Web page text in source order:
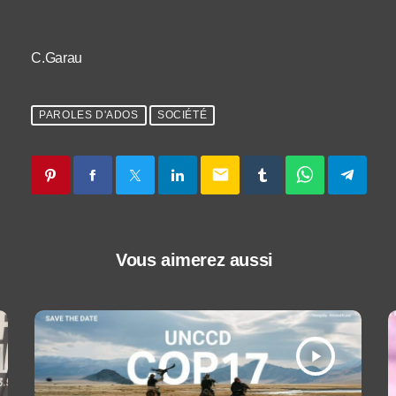
C.Garau
PAROLES D'ADOS SOCIÉTÉ
email
Vous aimerez aussi
play_arrow